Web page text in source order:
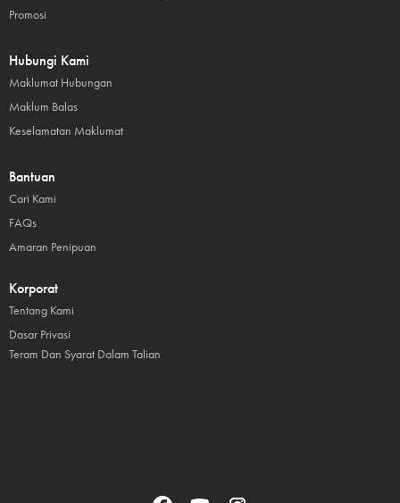
Promosi
Hubungi Kami
Maklumat Hubungan
Maklum Balas
Keselamatan Maklumat
Bantuan
Cari Kami
FAQs
Amaran Penipuan
Korporat
Tentang Kami
Dasar Privasi
Teram Dan Syarat Dalam Talian